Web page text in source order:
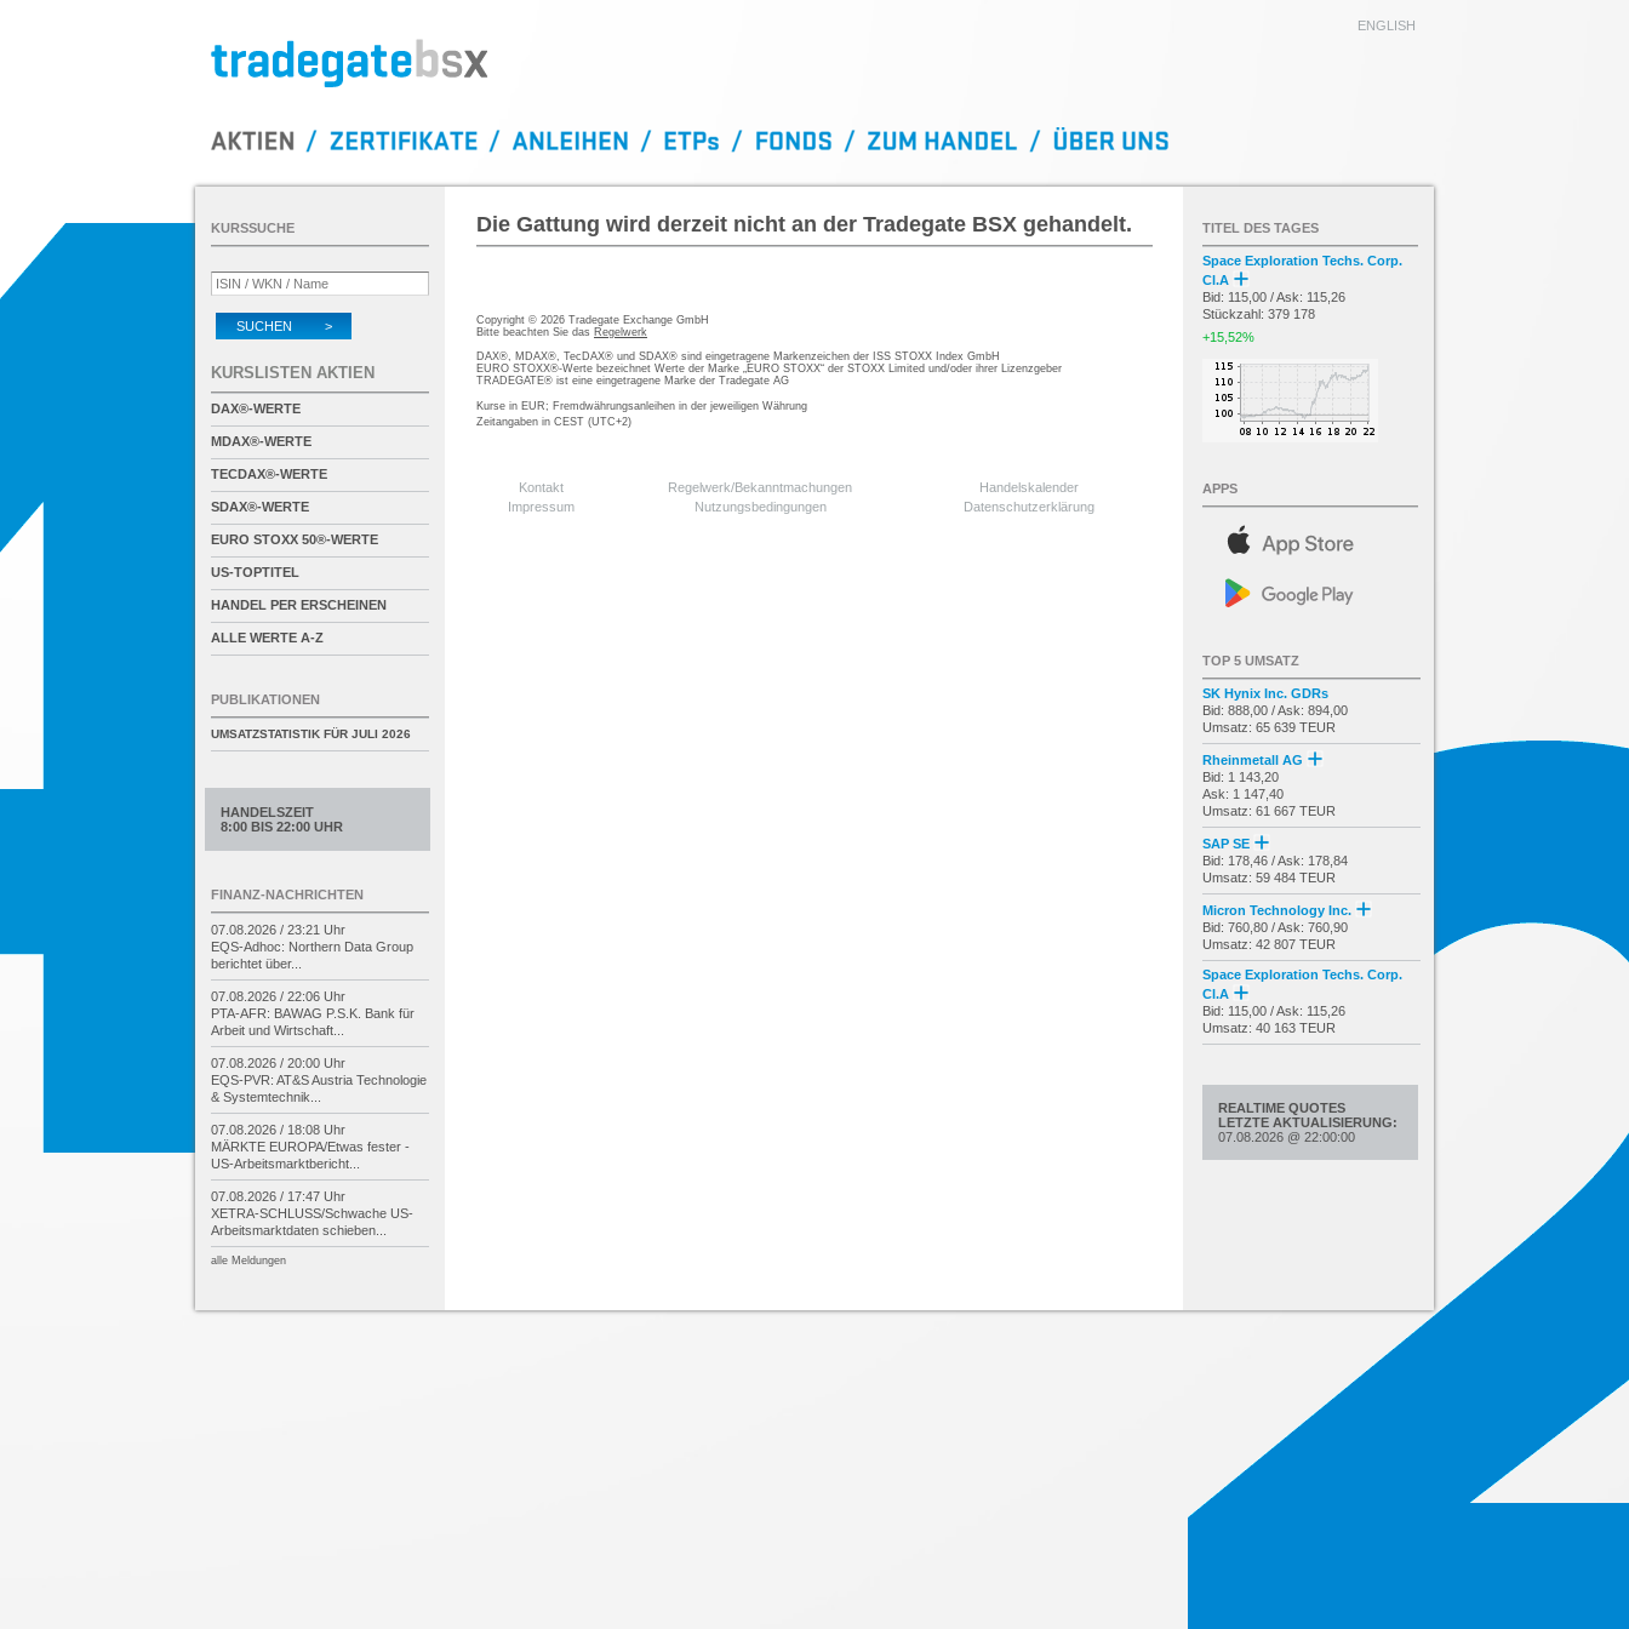
ENGLISH
Die Gattung wird derzeit nicht an der Tradegate BSX gehandelt.
Copyright © 2026 Tradegate Exchange GmbH
Bitte beachten Sie das Regelwerk
DAX®, MDAX®, TecDAX® und SDAX® sind eingetragene Markenzeichen der ISS STOXX Index GmbH
EURO STOXX®-Werte bezeichnet Werte der Marke „EURO STOXX“ der STOXX Limited und/oder ihrer Lizenzgeber
TRADEGATE® ist eine eingetragene Marke der Tradegate AG
Kurse in EUR; Fremdwährungsanleihen in der jeweiligen Währung
Zeitangaben in CEST (UTC+2)
Kontakt Regelwerk/Bekanntmachungen
Handelskalender
Impressum
Nutzungsbedingungen Datenschutzerklärung
KURSSUCHE
SUCHEN >
KURSLISTEN AKTIEN
DAX®-WERTE
MDAX®-WERTE
TECDAX®-WERTE
SDAX®-WERTE
EURO STOXX 50®-WERTE
US-TOPTITEL
HANDEL PER ERSCHEINEN
ALLE WERTE A-Z
PUBLIKATIONEN
UMSATZSTATISTIK FÜR JULI 2026
HANDELSZEIT
8:00 BIS 22:00 UHR
FINANZ-NACHRICHTEN
07.08.2026 / 23:21 Uhr
EQS-Adhoc: Northern Data Group
berichtet über...
07.08.2026 / 22:06 Uhr
PTA-AFR: BAWAG P.S.K. Bank für
Arbeit und Wirtschaft...
07.08.2026 / 20:00 Uhr
EQS-PVR: AT&S Austria Technologie
& Systemtechnik...
07.08.2026 / 18:08 Uhr
MÄRKTE EUROPA/Etwas fester -
US-Arbeitsmarktbericht...
07.08.2026 / 17:47 Uhr
XETRA-SCHLUSS/Schwache US-
Arbeitsmarktdaten schieben...
alle Meldungen
TITEL DES TAGES
Space Exploration Techs. Corp.
Cl.A
Bid: 115,00 / Ask: 115,26
Stückzahl: 379 178
+15,52%
APPS
TOP 5 UMSATZ
SK Hynix Inc. GDRs
Bid: 888,00 / Ask: 894,00
Umsatz: 65 639 TEUR
Rheinmetall AG
Bid: 1 143,20
Ask: 1 147,40
Umsatz: 61 667 TEUR
SAP SE
Bid: 178,46 / Ask: 178,84
Umsatz: 59 484 TEUR
Micron Technology Inc.
Bid: 760,80 / Ask: 760,90
Umsatz: 42 807 TEUR
Space Exploration Techs. Corp.
Cl.A
Bid: 115,00 / Ask: 115,26
Umsatz: 40 163 TEUR
REALTIME QUOTES
LETZTE AKTUALISIERUNG:
07.08.2026 @ 22:00:00